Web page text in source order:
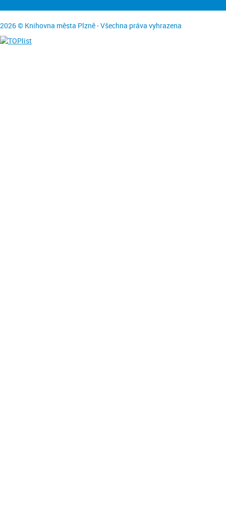
2026 © Knihovna města Plzně - Všechna práva vyhrazena